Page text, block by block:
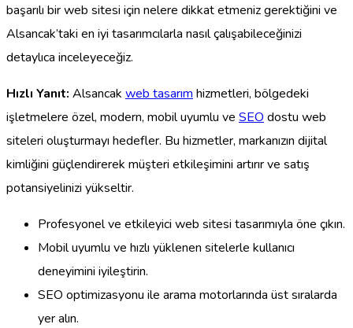
başarılı bir web sitesi için nelere dikkat etmeniz gerektiğini ve
Alsancak’taki en iyi tasarımcılarla nasıl çalışabileceğinizi
detaylıca inceleyeceğiz.
Hızlı Yanıt: Alsancak web tasarım hizmetleri, bölgedeki
işletmelere özel, modern, mobil uyumlu ve SEO dostu web
siteleri oluşturmayı hedefler. Bu hizmetler, markanızın dijital
kimliğini güçlendirerek müşteri etkileşimini artırır ve satış
potansiyelinizi yükseltir.
Profesyonel ve etkileyici web sitesi tasarımıyla öne çıkın.
Mobil uyumlu ve hızlı yüklenen sitelerle kullanıcı
deneyimini iyileştirin.
SEO optimizasyonu ile arama motorlarında üst sıralarda
yer alın.